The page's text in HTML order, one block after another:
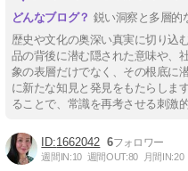
鋭い洞察と多層的
歴史や文化の奥深い真実に切り込
品の背後に潜む隠された意味や、
象の表層だけでなく、その根底に
に新たな知見と発見をもたらしま
ることで、常識を再考させる刺激
1662042 6
週間IN:10 週間OUT:80 月間IN:20